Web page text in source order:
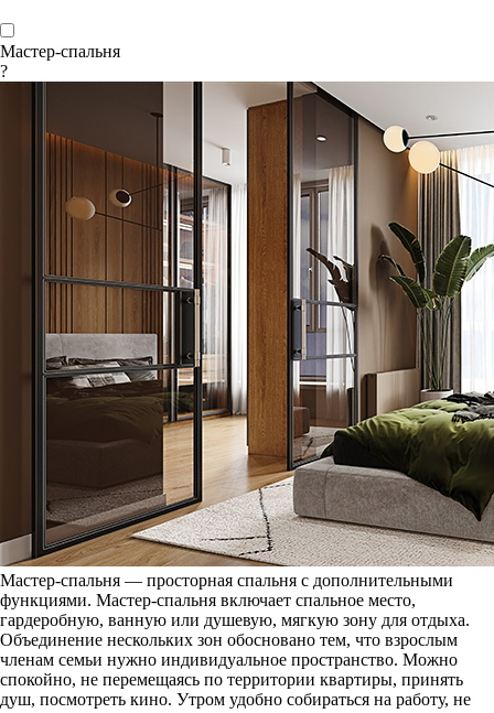
Мастер-спальня
?
Мастер-спальня — просторная спальня с дополнительными
функциями. Мастер-спальня включает спальное место,
гардеробную, ванную или душевую, мягкую зону для отдыха.
Объединение нескольких зон обосновано тем, что взрослым
членам семьи нужно индивидуальное пространство. Можно
спокойно, не перемещаясь по территории квартиры, принять
душ, посмотреть кино. Утром удобно собираться на работу, не